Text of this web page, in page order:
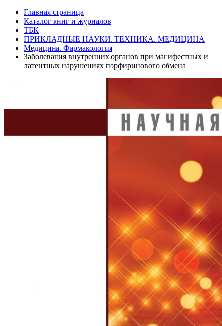
Главная страница
Каталог книг и журналов
ТБК
ПРИКЛАДНЫЕ НАУКИ. ТЕХНИКА. МЕДИЦИНА
Медицина. Фармакология
Заболевания внутренних органов при манифестных и
латентных нарушениях порфиринового обмена